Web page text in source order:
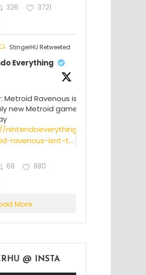
326 3721
StingerHU Retweeted
Everything
Metroid Ravenous isn’t
new Metroid game on
nintendoeverything.com/rumor-
ravenous-isnt-t...
68 880
More
@ INSTA